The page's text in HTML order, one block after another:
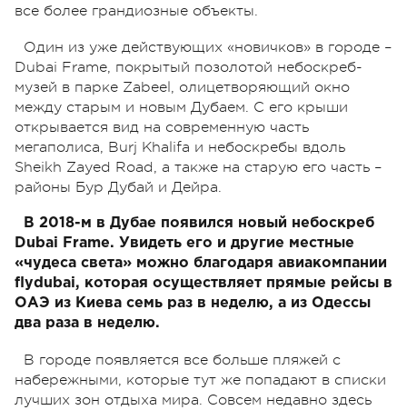
все более грандиозные объекты.
Один из уже действующих «новичков» в городе –
Dubai Frame, покрытый позолотой небоскреб-
музей в парке Zabeel, олицетворяющий окно
между старым и новым Дубаем. С его крыши
открывается вид на современную часть
мегаполиса, Burj Khalifa и небоскребы вдоль
Sheikh Zayed Road, а также на старую его часть –
районы Бур Дубай и Дейра.
В 2018-м в Дубае появился новый небоскреб
Dubai Frame. Увидеть его и другие местные
«чудеса света» можно благодаря авиакомпании
flydubai, которая осуществляет прямые рейсы в
ОАЭ из Киева семь раз в неделю, а из Одессы
два раза в неделю.
В городе появляется все больше пляжей с
набережными, которые тут же попадают в списки
лучших зон отдыха мира. Совсем недавно здесь